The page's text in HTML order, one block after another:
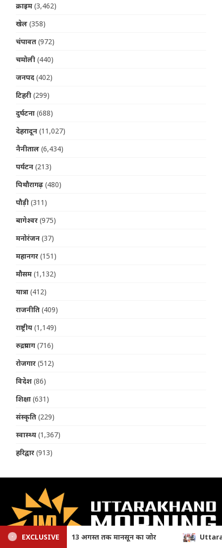
क्राइम (3,462)
खेल (358)
चंपावत (972)
चमोली (440)
जनपद (402)
टिहरी (299)
दुर्घटना (688)
देहरादून (11,027)
नैनीताल (6,434)
पर्यटन (213)
पिथौरागढ़ (480)
पौड़ी (311)
बागेश्वर (975)
मनोरंजन (37)
महानगर (151)
मौसम (1,132)
यात्रा (412)
राजनीति (409)
राष्ट्रीय (1,149)
रुद्रप्रयाग (716)
रोजगार (512)
विदेश (86)
शिक्षा (631)
संस्कृति (229)
स्वास्थ्य (1,367)
हरिद्वार (913)
EXCLUSIVE
Uttarakhand: तीलू रौतेली और आंगनबाड़ी पुरस्कार से मातृशक्ति